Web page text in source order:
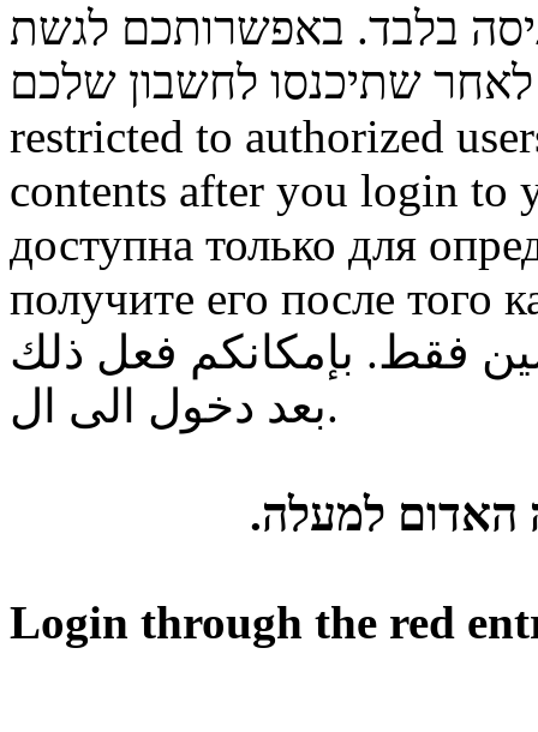
בלבד. באפשרותכם לגשת
restricted to authorized
contents after you login to
доступна только для
получите его после того
فقط. بإمكانكم فعل ذلك
بعد دخول الى ال.
האדום למעלה.
Login through the red